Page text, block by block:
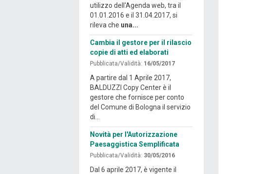
utilizzo dell'Agenda web, tra il
01.01.2016 e il 31.04.2017, si
rileva che una...
Cambia il gestore per il rilascio
copie di atti ed elaborati
Pubblicata/Validità: 16/05/2017
A partire dal 1 Aprile 2017,
BALDUZZI Copy Center è il
gestore che fornisce per conto
del Comune di Bologna il servizio
di...
Novità per l'Autorizzazione
Paesaggistica Semplificata
Pubblicata/Validità: 30/05/2016
Dal 6 aprile 2017, è vigente il